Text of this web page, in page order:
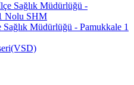
Sağlık Müdürlüğü -
Nolu SHM
Müdürlüğü - Pamukkale 1